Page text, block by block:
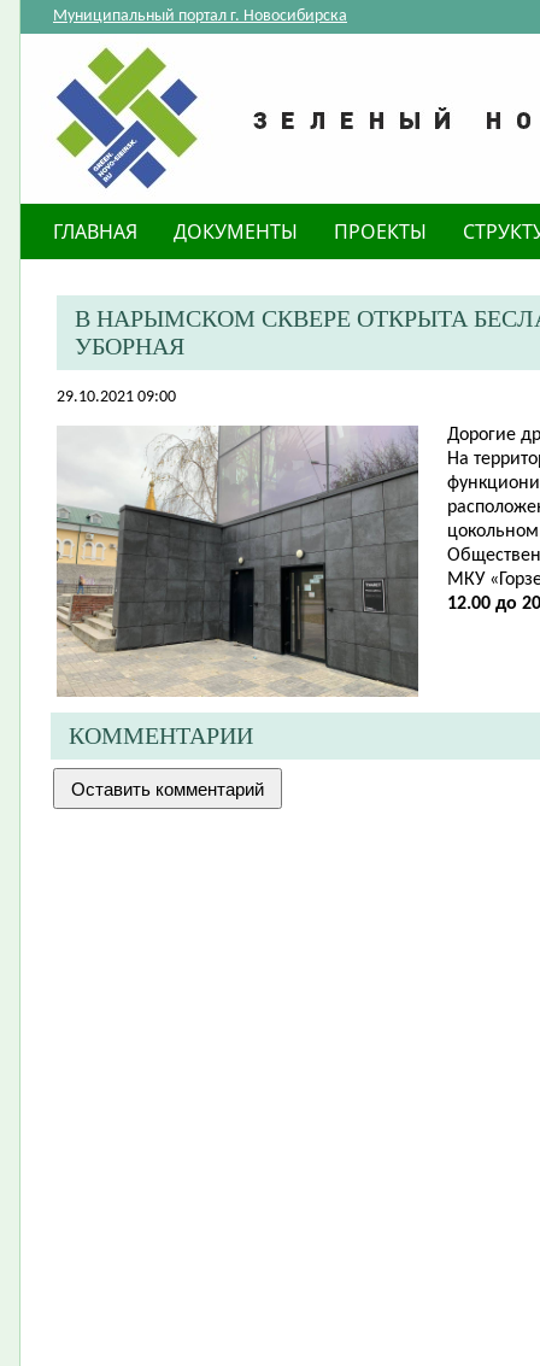
Муниципальный портал г. Новосибирска
ГЛАВНАЯ ДОКУМЕНТЫ ПРОЕКТЫ
В НАРЫМСКОМ СКВЕРЕ ОТКРЫТА
УБОРНАЯ
29.10.2021 09:00
Дорогие
На
МКУ
12.00 до
КОММЕНТАРИИ